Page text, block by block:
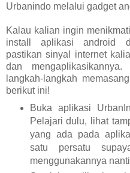
Urbanindo melalui gadget
Kalau kalian ingin
install aplikasi android
pastikan sinyal internet
dan
langkah-langkah
berikut ini!
Buka aplikasi
Pelajari dulu, lihat
yang ada pada
satu persatu
menggunakannya